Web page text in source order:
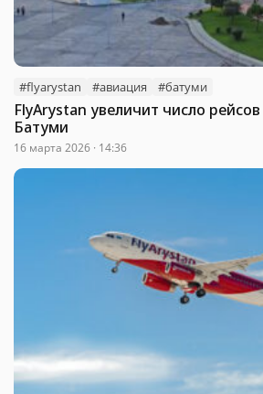
#flyarystan #авиация #батуми
FlyArystan увеличит число
Батуми
16 марта 2026 · 14:36